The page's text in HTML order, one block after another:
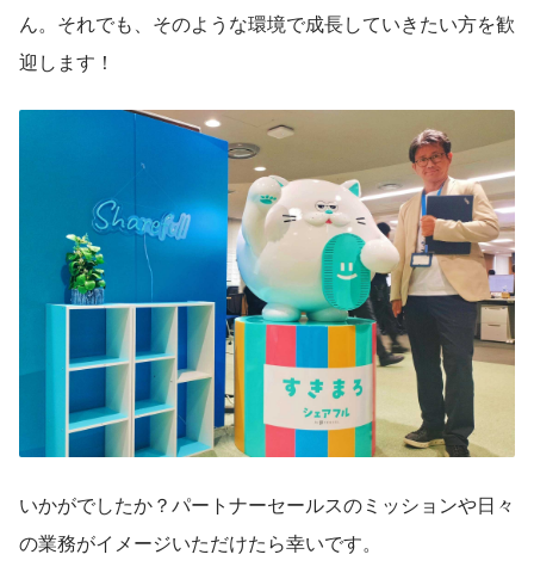
ん。それでも、そのような環境で成長していきたい方を歓
迎します！
いかがでしたか？パートナーセールスのミッションや日々
の業務がイメージいただけたら幸いです。